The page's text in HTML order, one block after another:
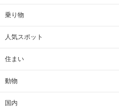
乗り物
人気スポット
住まい
動物
国内